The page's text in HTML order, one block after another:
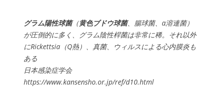
グラム陽性球菌（黄色ブドウ球菌、腸球菌、α溶連菌）
が圧倒的に多く、グラム陰性桿菌は非常に稀。それ以外
にRickettsia （Q熱）、真菌、ウィルスによる心内膜炎も
ある
日本感染症学会
https://www.kansensho.or.jp/ref/d10.html